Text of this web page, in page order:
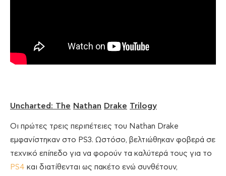
Uncharted: The Nathan Drake Trilogy
Οι πρώτες τρεις περιπέτειες του Nathan Drake
εμφανίστηκαν στο PS3. Ωστόσο, βελτιώθηκαν φοβερά σε
τεχνικό επίπεδο για να φορούν τα καλύτερά τους για το
PS4 και διατίθενται ως πακέτο ενώ συνθέτουν,